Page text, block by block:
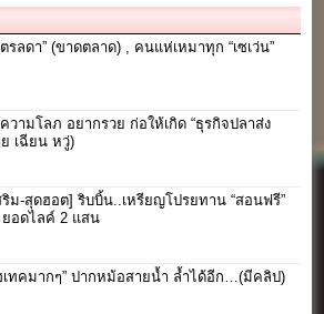
รลดา” (ขาดตลาด) , คนแห่เหมาทุก “เซเว่น”
วามโลภ อยากรวย ก่อให้เกิด “ธุรกิจปลาส่ง
เฉียน หวู่)
ริม-สุดฮอต] ริบบิ้น..เหรียญโปรยทาน “สอนฟรี”
ยอดไลค์ 2 แสน
เทคมากๆ” ปากหม้อสายน้ำ ล้ำได้อีก…(มีคลิป)